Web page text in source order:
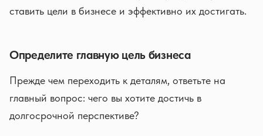
ставить цели в бизнесе и эффективно их достигать.
Определите главную цель бизнеса
Прежде чем переходить к деталям, ответьте на
главный вопрос: чего вы хотите достичь в
долгосрочной перспективе?